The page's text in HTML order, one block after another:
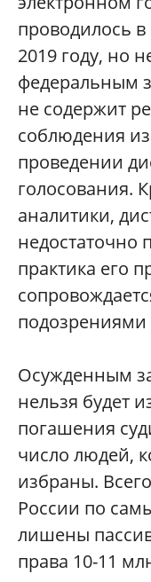
проводилось
2019 году, но
федеральным
не содержит
соблюдения
проведении
голосования.
аналитики,
недостаточно
практика его
подозрениями
Осужденным
нельзя будет
погашения
число людей,
избраны.
России по
лишены
права 10-11